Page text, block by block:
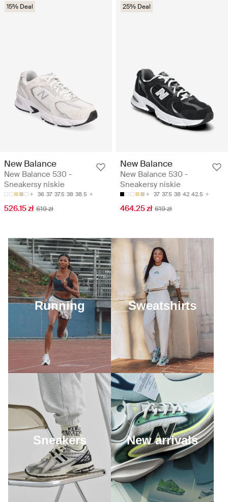
15% Deal
New Balance
New Balance 530 -
Sneakersy niskie
36 37 37.5 38 38.5
526.15 zł 619 zł
25% Deal
New Balance
New Balance 530 -
Sneakersy niskie
37 37.5 38 42 42.5
464.25 zł 619 zł
Running Sweatshirts
Sneakers New arrivals